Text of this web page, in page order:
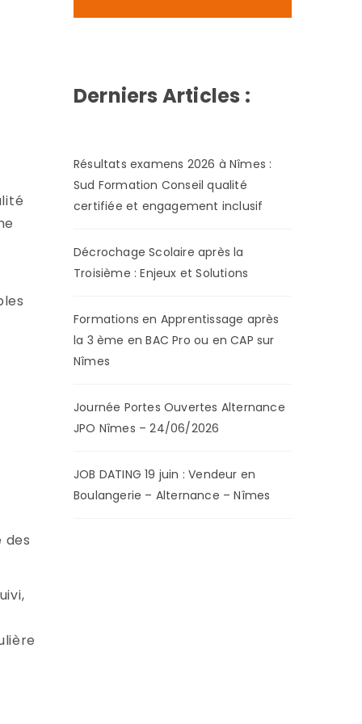
des
Derniers Articles :
Résultats examens 2026 à Nîmes :
Sud Formation Conseil qualité
certifiée et engagement inclusif
Décrochage Scolaire après la
Troisième : Enjeux et Solutions
Formations en Apprentissage après
la 3 ème en BAC Pro ou en CAP sur
Nîmes
Journée Portes Ouvertes Alternance
JPO Nîmes – 24/06/2026
JOB DATING 19 juin : Vendeur en
Boulangerie – Alternance – Nîmes